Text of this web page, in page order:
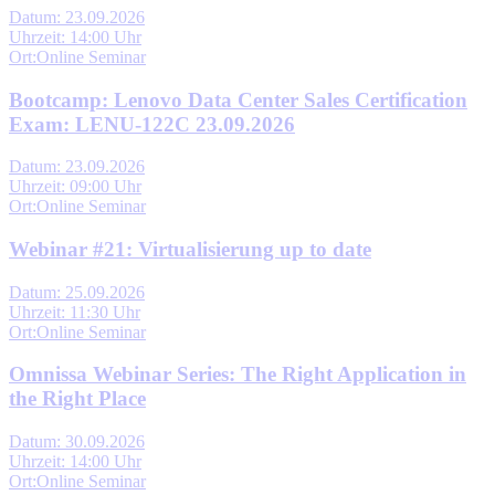
Datum: 23.09.2026
Uhrzeit: 14:00 Uhr
Ort:Online Seminar
Bootcamp: Lenovo Data Center Sales Certification
Exam: LENU-122C 23.09.2026
Datum: 23.09.2026
Uhrzeit: 09:00 Uhr
Ort:Online Seminar
Webinar #21: Virtualisierung up to date
Datum: 25.09.2026
Uhrzeit: 11:30 Uhr
Ort:Online Seminar
Omnissa Webinar Series: The Right Application in
the Right Place
Datum: 30.09.2026
Uhrzeit: 14:00 Uhr
Ort:Online Seminar